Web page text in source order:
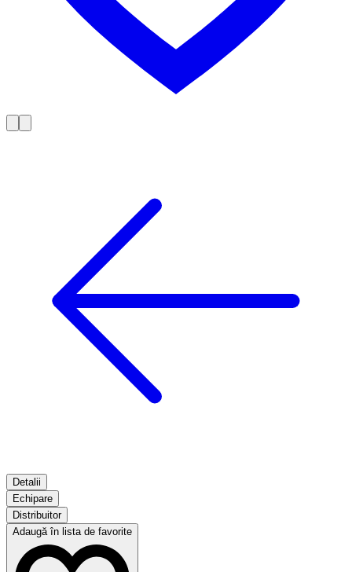
Detalii
Echipare
Distribuitor
Adaugă în lista de favorite